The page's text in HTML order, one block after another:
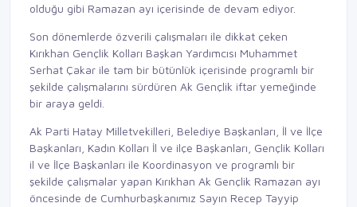
olduğu gibi Ramazan ayı içerisinde de devam ediyor.
Son dönemlerde özverili çalışmaları ile dikkat çeken
Kırıkhan Gençlik Kolları Başkan Yardımcısı Muhammet
Serhat Çakar ile tam bir bütünlük içerisinde programlı bir
şekilde çalışmalarını sürdüren Ak Gençlik iftar yemeğinde
bir araya geldi.
Ak Parti Hatay Milletvekilleri, Belediye Başkanları, İl ve İlçe
Başkanları, Kadın Kolları İl ve ilçe Başkanları, Gençlik Kolları
il ve İlçe Başkanları ile Koordinasyon ve programlı bir
şekilde çalışmalar yapan Kırıkhan Ak Gençlik Ramazan ayı
öncesinde de Cumhurbaşkanımız Sayın Recep Tayyip